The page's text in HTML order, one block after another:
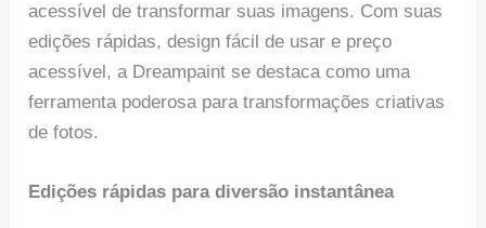
acessível de transformar suas imagens. Com suas
edições rápidas, design fácil de usar e preço
acessível, a Dreampaint se destaca como uma
ferramenta poderosa para transformações criativas
de fotos.
Edições rápidas para diversão instantânea